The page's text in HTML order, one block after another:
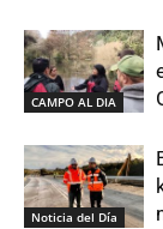
CAMPO AL DIA
Noticia del Día